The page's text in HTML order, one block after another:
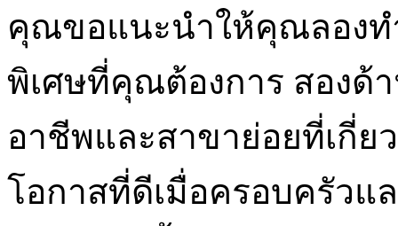
คุณขอแนะนำให้คุณลองท
พิเศษที่คุณต้องการ สองด้
อาชีพและสาขาย่อยที่เกี่ย
โอกาสที่ดีเมื่อครอบครัวแ